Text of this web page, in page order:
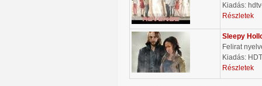
Kiadás:
Részletek
Sleepy
Felirat
Kiadás:
Részletek